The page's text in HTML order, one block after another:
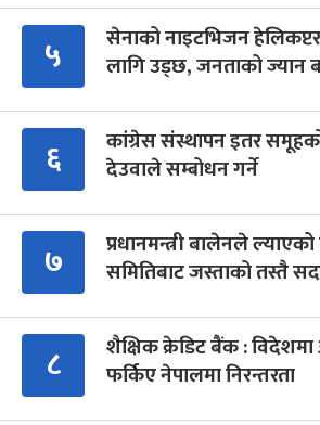
५
सेनाको नाइटभिजन
लागि उड्छ, जनताको ज्यान
६
कांग्रेस संस्थापन इतर समूहको
देउवाले सम्बोधन गर्ने
७
प्रधानमन्त्री बालेनले
समितिबाट जस्ताको तस्तै
८
शैक्षिक क्रेडिट बैंक :
फर्किए नेपालमा निरन्तरता